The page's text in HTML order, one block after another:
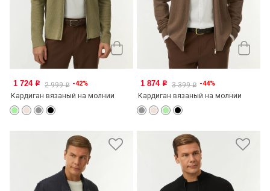
1 724 o 2 999o -42%
Кардиган вязаный на молнии
1 874 o 3 399o -44%
Кардиган вязаный на молнии